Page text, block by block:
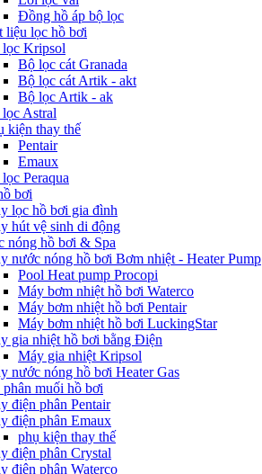
Đồng hồ áp bộ lọc
liệu lọc hồ bơi
Kripsol
Bộ lọc cát Granada
Bộ lọc cát Artik - akt
Bộ lọc Artik - ak
Astral
kiện thay thế
Pentair
Emaux
Peraqua
bơi
lọc hồ bơi gia đình
hút vệ sinh di động
nóng hồ bơi & Spa
nước nóng hồ bơi Bơm nhiệt - Heater Pump
Pool Heat pump Procopi
Máy bơm nhiệt hồ bơi Waterco
Máy bơm nhiệt hồ bơi Pentair
Máy bơm nhiệt hồ bơi LuckingStar
gia nhiệt hồ bơi bằng Điện
Máy gia nhiệt Kripsol
nước nóng hồ bơi Heater Gas
muối hồ bơi
điện phân Pentair
điện phân Emaux
phụ kiện thay thế
điện phân Crystal
điện phân Waterco